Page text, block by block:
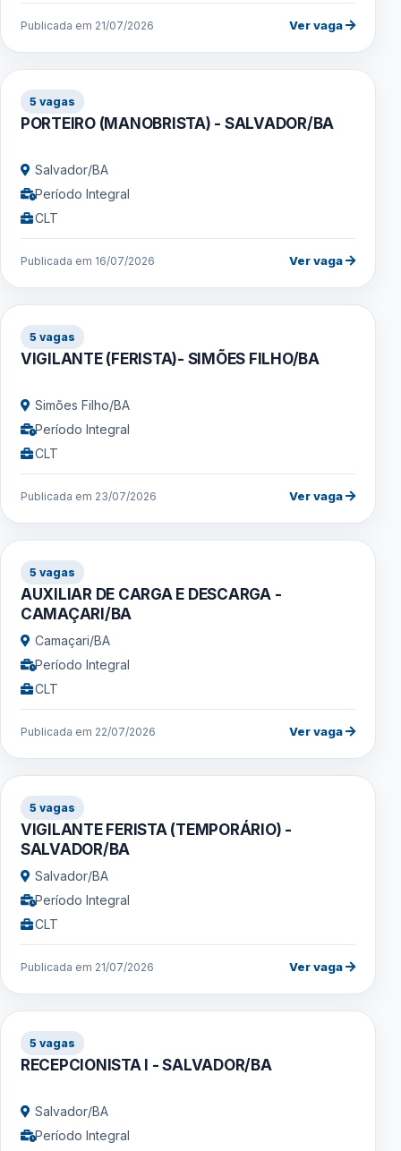
Publicada em 21/07/2026 Ver vaga
5 vagas
PORTEIRO (MANOBRISTA) - SALVADOR/BA
Salvador/BA
Período Integral
CLT
Publicada em 16/07/2026 Ver vaga
5 vagas
VIGILANTE (FERISTA)- SIMÕES FILHO/BA
Simões Filho/BA
Período Integral
CLT
Publicada em 23/07/2026 Ver vaga
5 vagas
AUXILIAR DE CARGA E DESCARGA -
CAMAÇARI/BA
Camaçari/BA
Período Integral
CLT
Publicada em 22/07/2026 Ver vaga
5 vagas
VIGILANTE FERISTA (TEMPORÁRIO) -
SALVADOR/BA
Salvador/BA
Período Integral
CLT
Publicada em 21/07/2026 Ver vaga
5 vagas
RECEPCIONISTA I - SALVADOR/BA
Salvador/BA
Período Integral